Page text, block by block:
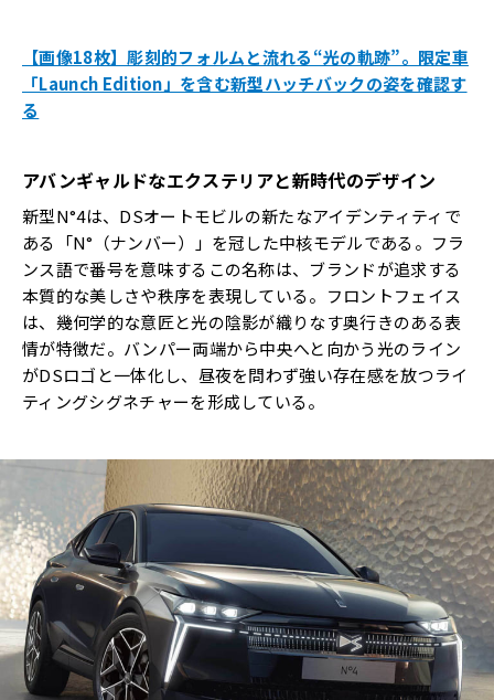
【画像18枚】彫刻的フォルムと流れる“光の軌跡”。限定車
「Launch Edition」を含む新型ハッチバックの姿を確認す
る
アバンギャルドなエクステリアと新時代のデザイン
新型N°4は、DSオートモビルの新たなアイデンティティで
ある「N°（ナンバー）」を冠した中核モデルである。フラ
ンス語で番号を意味するこの名称は、ブランドが追求する
本質的な美しさや秩序を表現している。フロントフェイス
は、幾何学的な意匠と光の陰影が織りなす奥行きのある表
情が特徴だ。バンパー両端から中央へと向かう光のライン
がDSロゴと一体化し、昼夜を問わず強い存在感を放つライ
ティングシグネチャーを形成している。